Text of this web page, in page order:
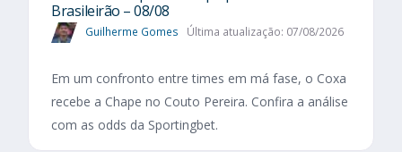
Brasileirão – 08/08
Guilherme Gomes Última atualização: 07/08/2026
Em um confronto entre times em má fase, o Coxa
recebe a Chape no Couto Pereira. Confira a análise
com as odds da Sportingbet.